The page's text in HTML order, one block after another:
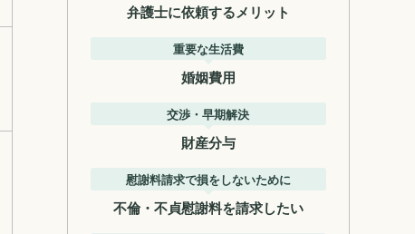
弁護士に依頼するメリット
重要な生活費
婚姻費用
交渉・早期解決
財産分与
慰謝料請求で損をしないために
不倫・不貞慰謝料を請求したい